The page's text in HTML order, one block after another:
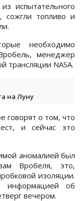
испытательного
сожгли топливо и
необходимо
менеджер
трансляции NASA.
на Луну
говорят о том, что
и сейчас это
аномалией был
Вробеля, это,
изоляции.
информацией об
вечером.